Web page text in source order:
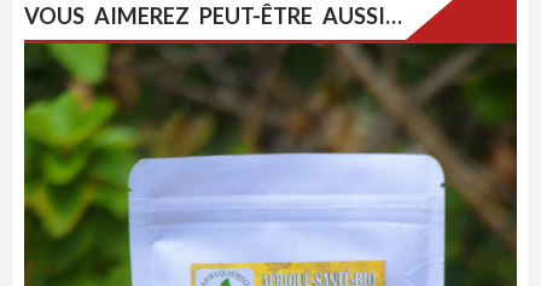
VOUS AIMEREZ PEUT-ÊTRE AUSSI…